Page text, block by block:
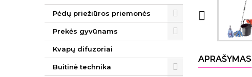
Pėdų priežiūros priemonės
Prekės gyvūnams
Kvapų difuzoriai
Buitinė technika

APRAŠYMAS